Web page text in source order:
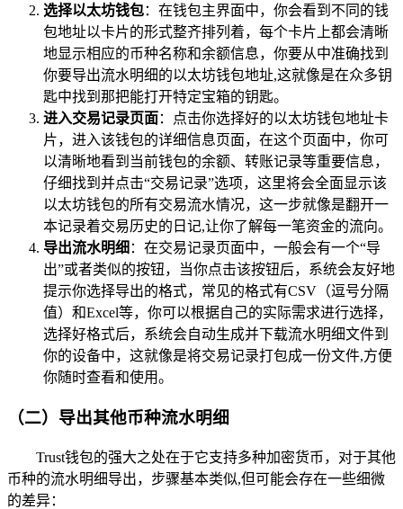
选择以太坊钱包：在钱包主界面中，你会看到不同的钱
包地址以卡片的形式整齐排列着，每个卡片上都会清晰
地显示相应的币种名称和余额信息，你要从中准确找到
你要导出流水明细的以太坊钱包地址,这就像是在众多钥
匙中找到那把能打开特定宝箱的钥匙。
进入交易记录页面：点击你选择好的以太坊钱包地址卡
片，进入该钱包的详细信息页面，在这个页面中，你可
以清晰地看到当前钱包的余额、转账记录等重要信息，
仔细找到并点击“交易记录”选项，这里将会全面显示该
以太坊钱包的所有交易流水情况，这一步就像是翻开一
本记录着交易历史的日记,让你了解每一笔资金的流向。
导出流水明细 ：在交易记录页面中，一般会有一个“导
出”或者类似的按钮，当你点击该按钮后，系统会友好地
提示你选择导出的格式，常见的格式有CSV（逗号分隔
值）和Excel等，你可以根据自己的实际需求进行选择，
选择好格式后，系统会自动生成并下载流水明细文件到
你的设备中，这就像是将交易记录打包成一份文件,方便
你随时查看和使用。
（二）导出其他币种流水明细
Trust钱包的强大之处在于它支持多种加密货币，对于其他
币种的流水明细导出，步骤基本类似,但可能会存在一些细微
的差异：